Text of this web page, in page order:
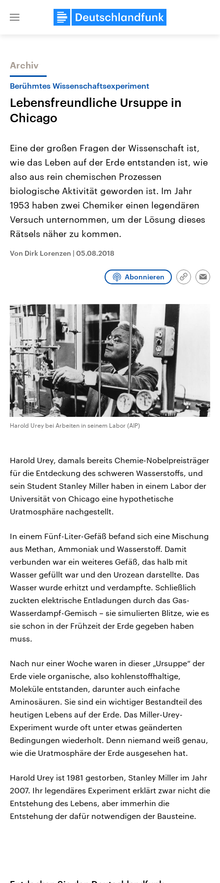
Close
Themen
Landtagswahl Sachsen-Anhalt
2026
Alle Informationen
Sachsen-Anhalt wählt am 6.
September 2026 einen neuen
Landtag. Seit 2021 wird das
Bundesland von einer Koalition aus
Umfragen, Prognosen,
und Hintergründe zu den Parteien
und Kandidaten der anstehenden
Aktuelle Beiträge,
Hintergründe
Wirtschaftlich und
gehören die Vereinigten
den mächtigsten Ländern
mit großem Einfluss auf
aktuelle Weltgeschehen.
Sendungen Programm
Archiv
Berühmtes Wissenschaftsexperiment
Lebensfreundliche Ursuppe in
Chicago
Eine der großen Fragen der Wissenschaft ist,
wie das Leben auf der Erde entstanden ist, wie
also aus rein chemischen Prozessen
biologische Aktivität geworden ist. Im Jahr
1953 haben zwei Chemiker einen legendären
Versuch unternommen, um der Lösung dieses
Rätsels näher zu kommen.
Von Dirk Lorenzen | 05.08.2018
Abonnieren
Link
Harold Urey bei Arbeiten in seinem Labor (AIP)
Harold Urey, damals bereits Chemie-Nobelpreisträger
für die Entdeckung des schweren Wasserstoffs, und
sein Student Stanley Miller haben in einem Labor der
Universität von Chicago eine hypothetische
Uratmosphäre nachgestellt.
In einem Fünf-Liter-Gefäß befand sich eine Mischung
aus Methan, Ammoniak und Wasserstoff. Damit
verbunden war ein weiteres Gefäß, das halb mit
Wasser gefüllt war und den Urozean darstellte. Das
Wasser wurde erhitzt und verdampfte. Schließlich
zuckten elektrische Entladungen durch das Gas-
Wasserdampf-Gemisch – sie simulierten Blitze, wie es
sie schon in der Frühzeit der Erde gegeben haben
muss.
Nach nur einer Woche waren in dieser „Ursuppe“ der
Erde viele organische, also kohlenstoffhaltige,
Moleküle entstanden, darunter auch einfache
Aminosäuren. Sie sind ein wichtiger Bestandteil des
heutigen Lebens auf der Erde. Das Miller-Urey-
Experiment wurde oft unter etwas geänderten
Bedingungen wiederholt. Denn niemand weiß genau,
wie die Uratmosphäre der Erde ausgesehen hat.
Harold Urey ist 1981 gestorben, Stanley Miller im Jahr
2007. Ihr legendäres Experiment erklärt zwar nicht die
Entstehung des Lebens, aber immerhin die
Entstehung der dafür notwendigen der Bausteine.